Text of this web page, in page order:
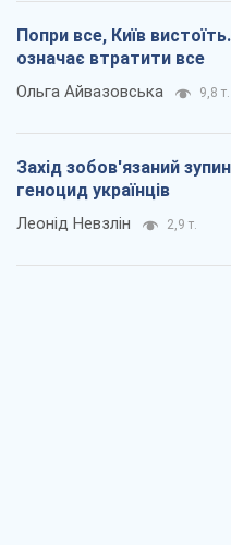
Попри все, Київ
означає втратити все
Ольга Айвазовська 9,8 т.
Захід зобов'язаний
геноцид українців
Леонід Невзлін 2,9 т.